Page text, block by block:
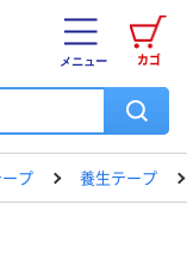
カゴ
メニュー
プ 養生テープ